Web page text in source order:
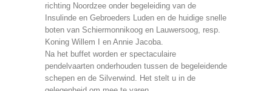
richting Noordzee onder begeleiding van de
Insulinde en Gebroeders Luden en de huidige snelle
boten van Schiermonnikoog en Lauwersoog, resp.
Koning Willem I en Annie Jacoba.
Na het buffet worden er spectaculaire
pendelvaarten onderhouden tussen de begeleidende
schepen en de Silverwind. Het stelt u in de